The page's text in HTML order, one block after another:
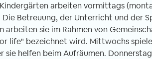
arbeiten vormittags
Die Betreuung, der Unterricht und der
arbeiten sie im Rahmen von
life" bezeichnet wird. Mittwochs
sie helfen beim Aufräumen.